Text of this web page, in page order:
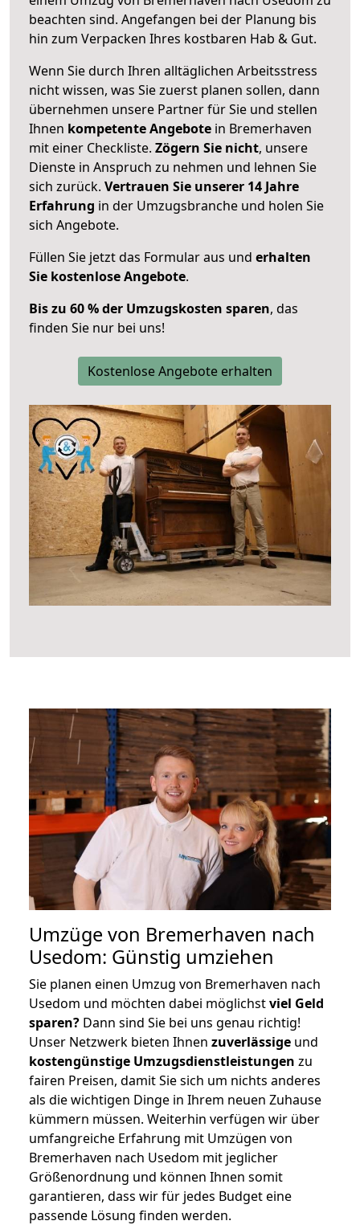
beachten sind. Angefangen bei der Planung bis
hin zum Verpacken Ihres kostbaren Hab & Gut.
Wenn Sie durch Ihren alltäglichen Arbeitsstress
nicht wissen, was Sie zuerst planen sollen, dann
übernehmen unsere Partner für Sie und stellen
Ihnen kompetente Angebote in Bremerhaven
mit einer Checkliste. Zögern Sie nicht, unsere
Dienste in Anspruch zu nehmen und lehnen Sie
sich zurück. Vertrauen Sie unserer 14 Jahre
Erfahrung in der Umzugsbranche und holen Sie
sich Angebote.
Füllen Sie jetzt das Formular aus und erhalten
Sie kostenlose Angebote.
Bis zu 60 % der Umzugskosten sparen, das
finden Sie nur bei uns!
Kostenlose Angebote erhalten
Umzüge von Bremerhaven nach
Usedom: Günstig umziehen
Sie planen einen Umzug von Bremerhaven nach
Usedom und möchten dabei möglichstviel Geld
sparen? Dann sind Sie bei uns genau richtig!
Unser Netzwerk bieten Ihnen zuverlässige und
kostengünstige Umzugsdienstleistungen zu
fairen Preisen, damit Sie sich um nichts anderes
als die wichtigen Dinge in Ihrem neuen Zuhause
kümmern müssen. Weiterhin verfügen wir über
umfangreiche Erfahrung mit Umzügen von
Bremerhaven nach Usedom mit jeglicher
Größenordnung und können Ihnen somit
garantieren, dass wir für jedes Budget eine
passende Lösung finden werden.